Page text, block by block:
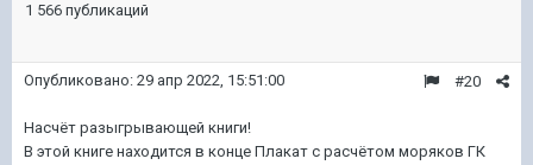
1 566 публикаций
#20
Опубликовано: 29 апр 2022, 15:51:00
Насчёт разыгрывающей книги!
В этой книге находится в конце Плакат с расчётом моряков ГК